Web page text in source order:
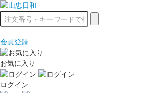
会員登録
お気に入り
ログイン